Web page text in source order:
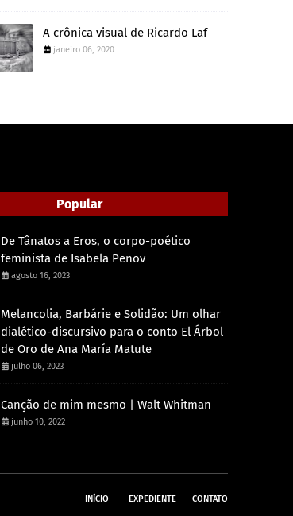
A crônica visual de Ricardo Laf
janeiro 06, 2020
Popular
De Tânatos a Eros, o corpo-poético
feminista de Isabela Penov
agosto 16, 2023
Melancolia, Barbárie e Solidão: Um olhar
dialético-discursivo para o conto El Árbol
de Oro de Ana María Matute
julho 06, 2023
Canção de mim mesmo | Walt Whitman
junho 10, 2022
INÍCIO EXPEDIENTE CONTATO